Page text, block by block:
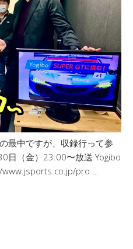
最中ですが、収録行って参
日（金）23:00〜放送 Yogibo
www.jsports.co.jp/pro …